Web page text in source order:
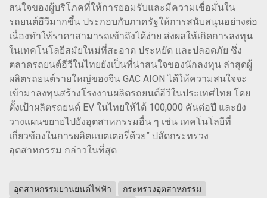
สนใจของผู้บริโภคที่ให้การยอมรับและมีความเชื่อมั่นใน
รถยนต์อีวีมากขึ้น ประกอบกับภาครัฐให้การสนับสนุนอย่างต่อ
เนื่องทำให้ราคาสามารถเข้าถึงได้ง่าย ส่งผลให้เกิดการลงทุน
ในเทคโนโลยีสมัยใหม่ที่สะอาด ประหยัด และปลอดภัย ซึ่ง
ตลาดรถยนต์อีวีในไทยยังเป็นที่น่าสนใจของนักลงทุน ล่าสุดผู้
ผลิตรถยนต์รายใหญ่ของจีน GAC AION ได้ให้ความสนใจจะ
เข้ามาลงทุนสร้างโรงงานผลิตรถยนต์อีวีในประเทศไทย โดย
ตั้งเป้าผลิตรถยนต์ EV ในไทยให้ได้ 100,000 คันต่อปี และยัง
วางแผนขยายไปยังอุตสาหกรรมอื่น ๆ เช่น เทคโนโลยีที่
เกี่ยวข้องในการผลิตแบตเตอรี่ด้วย” ปลัดกระทรวง
อุตสาหกรรม กล่าวในที่สุด
อุตสาหกรรมยานยนต์ไฟฟ้า
กระทรวงอุตสาหกรรม